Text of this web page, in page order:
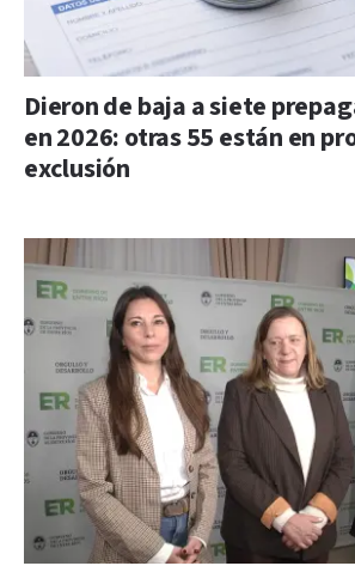
Dieron de baja a siete
en 2026: otras 55 están en
exclusión